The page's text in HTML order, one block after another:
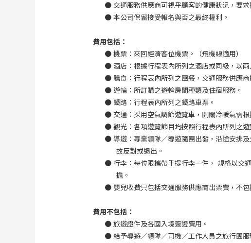
● 交通服務供應商可視乎顧客的健康狀況，要
● 本公司保留接受報名與否之最終權利。
費用包括：
● 機票：來回經濟客位機票。（飛機線適用）
● 酒店：根據行程表內所列之酒店或同級，以
● 膳食：行程表內所列之團餐，交通服務供應
● 遊輪：所訂購之遊輪房間種類及住宿服務。
● 鐵路：行程表內所列之鐵路車票。
● 交通：採用空氣調節遊覽車，開關冷暖氣需根
● 觀光：各項遊覽節目均按照行程表內所列之
● 導遊：專業領隊／導遊隨團出發，沿途安排
故反對或退出。
● 行李：每位限攜帶手提行李一件， 規格以交
擔。
● 嬰兒收費只包括交通服務供應商出票費，不
費用不包括：
● 旅遊證件及各國入境簽證費用。
● 給予導遊／領隊／司機／工作人員之旅行團服